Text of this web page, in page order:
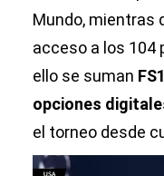
Mundo, mientras
acceso a los 104
ello se suman
opciones
el torneo desde